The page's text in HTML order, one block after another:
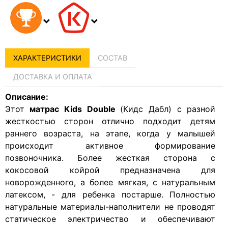
ХАРАКТЕРИСТИКИ СОСТАВ
ДОСТАВКА И ОПЛАТА
Описание:
Этот матрас Kids Double (Кидс Дабл) с разной
жесткостью сторон отлично подходит детям
раннего возраста, на этапе, когда у малышей
происходит активное формирование
позвоночника. Более жесткая сторона с
кокосовой койрой предназначена для
новорожденного, а более мягкая, с натуральным
латексом, - для ребенка постарше. Полностью
натуральные материалы-наполнители не проводят
статическое электричество и обеспечивают